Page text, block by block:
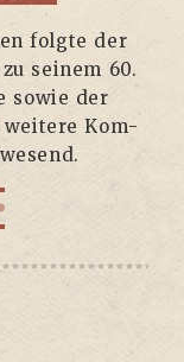
folg­te der
sei­nem 60.
sowie der
wei­te­re Kom­